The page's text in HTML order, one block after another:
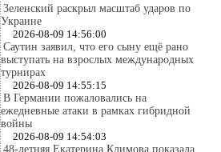
Зеленский раскрыл масштаб ударов по
Украине
2026-08-09 14:56:00
Саутин заявил, что его сыну ещё рано
выступать на взрослых международных
турнирах
2026-08-09 14:55:15
В Германии пожаловались на
ежедневные атаки в рамках гибридной
войны
2026-08-09 14:54:03
48-летняя Екатерина Климова показала